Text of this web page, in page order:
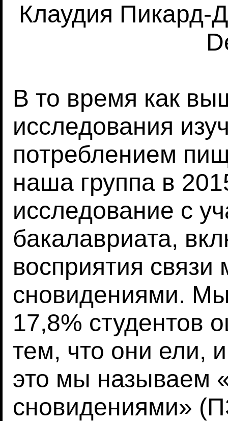
Клаудия Пикард-
В то время как
исследования
потреблением
наша группа в
исследование с
бакалавриата,
восприятия
сновидениями.
17,8% студентов
тем, что они ели,
это мы называем
сновидениями»